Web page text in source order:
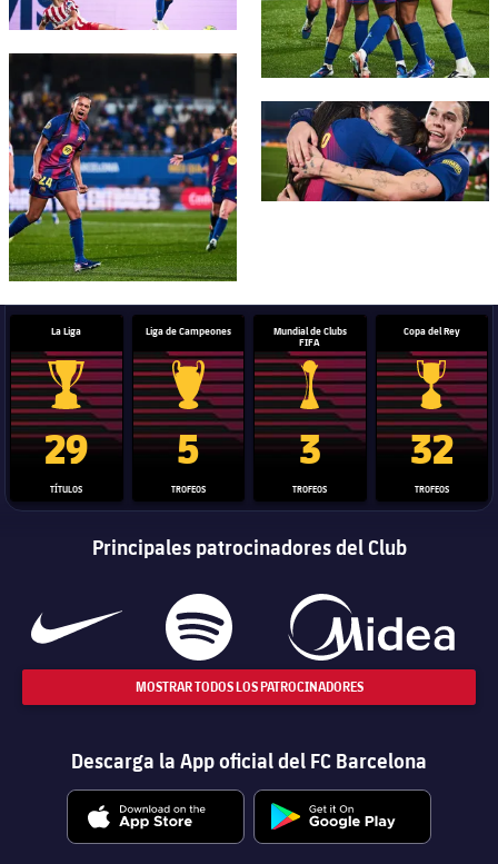
FC Barcelona club badge
FC Barcelona club badge
La Liga
Trofeo de La Liga
29
TÍTULOS
Liga de Campeones
Trofeo de la Liga de Campeones
5
TROFEOS
Mundial de Clubs
FIFA
Trofeo del Mundial de
3
TROFEOS
Copa del Rey
Copa del
32
TROFEOS
Principales patrocinadores del Club
MOSTRAR TODOS LOS PATROCINADORES
Descarga la App oficial del FC Barcelona